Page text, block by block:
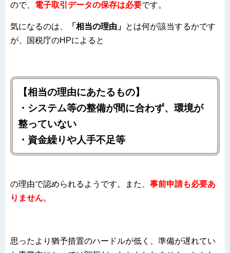
ので、 電子取引データの保存は必要です。
気になるのは、 「相当の理由」 とは何が該当するかです
が、国税庁のHPによると
【相当の理由にあたるもの】
・システム等の整備が間に合わず、環境が
整っていない
・資金繰りや人手不足等
の理由で認められるようです。また、 事前申請も必要あ
りません。
思ったより猶予措置のハードルが低く、準備が遅れてい